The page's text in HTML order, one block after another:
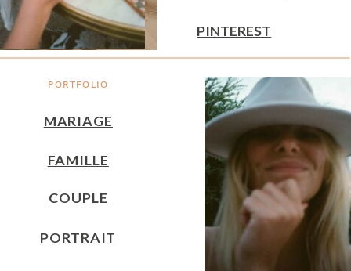
PORTFOLIO
MARIAGE
FAMILLE
PINTEREST
COUPLE
PORTRAIT